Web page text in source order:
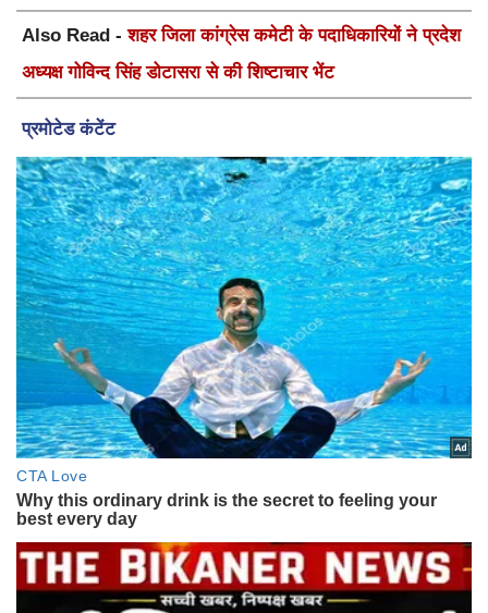
Also Read -शहर जिला कांग्रेस कमेटी के पदाधिकारियों ने प्रदेश
अध्यक्ष गोविन्द सिंह डोटासरा से की शिष्टाचार भेंट